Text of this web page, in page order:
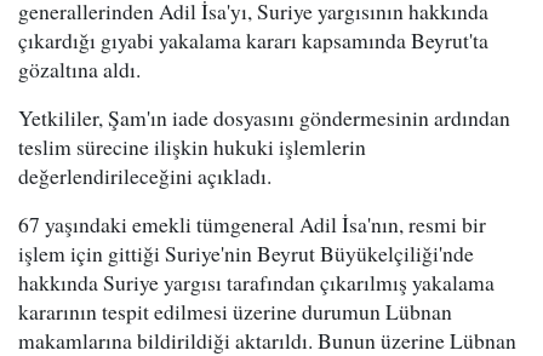
generallerinden Adil İsa'yı, Suriye yargısının hakkında
çıkardığı gıyabi yakalama kararı kapsamında Beyrut'ta
gözaltına aldı.
Yetkililer, Şam'ın iade dosyasını göndermesinin ardından
teslim sürecine ilişkin hukuki işlemlerin
değerlendirileceğini açıkladı.
67 yaşındaki emekli tümgeneral Adil İsa'nın, resmi bir
işlem için gittiği Suriye'nin Beyrut Büyükelçiliği'nde
hakkında Suriye yargısı tarafından çıkarılmış yakalama
kararının tespit edilmesi üzerine durumun Lübnan
makamlarına bildirildiği aktarıldı. Bunun üzerine Lübnan